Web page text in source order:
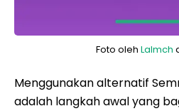
Foto oleh Lalmch
Menggunakan alternatif
adalah langkah awal yang